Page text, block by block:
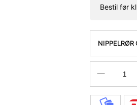
Bestil før
NIPPELRØR